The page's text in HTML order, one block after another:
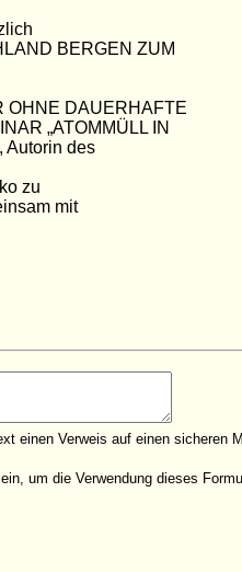
BERGEN ZUM
OHNE DAUERHAFTE
„ATOMMÜLL IN
Autorin des
zu
mit
einen Verweis auf einen sicheren
um die Verwendung dieses